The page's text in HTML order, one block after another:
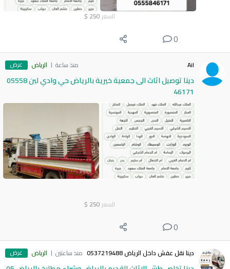
السعر 250
$
0
Ail منذ ساعة الرياض عرض
دينا توصيل اثاث الى جمعية خيرية بالرياض حي وادي لبن 05558
46171
السعر 250
$
0
دينا نقل عفش داخل الرياض 0537219488 منذ ساعتين الرياض عرض